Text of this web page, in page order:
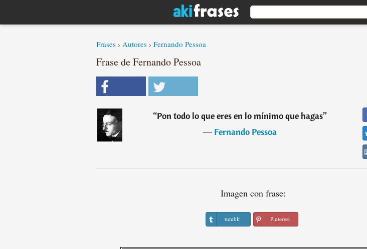
Frases › Autores › Fernando Pessoa
Frase de Fernando Pessoa
“Pon todo lo que eres en lo mínimo que hagas”
―Fernando Pessoa
Imagen con frase:
tumblr Pinterest